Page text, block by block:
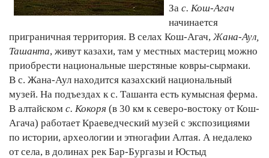
За с. Кош-Агач
начинается
приграничная территория. В селах Кош-Агач,Жана-Аул,
Ташанта, живут казахи, там у местных мастериц можно
приобрести национальные шерстяные ковры-сырмаки.
В с. Жана-Аул находится казахский национальный
музей. На подъездах к с. Ташанта есть кумысная ферма.
В алтайском с. Кокоря (в 30 км к северо-востоку от Кош-
Агача) работает Краеведческий музей с экспозициями
по истории, археологии и этногафии Алтая. А недалеко
от села, в долинах рек Бар-Бургазы и Юстыд